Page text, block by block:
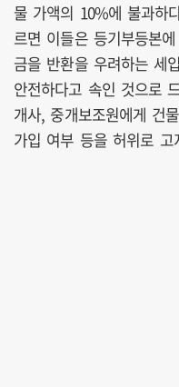
물 가액의 10%에 불과하
르면 이들은 등기부등본
금을 반환을 우려하는 세
안전하다고 속인 것으로
개사, 중개보조원에게 건
가입 여부 등을 허위로